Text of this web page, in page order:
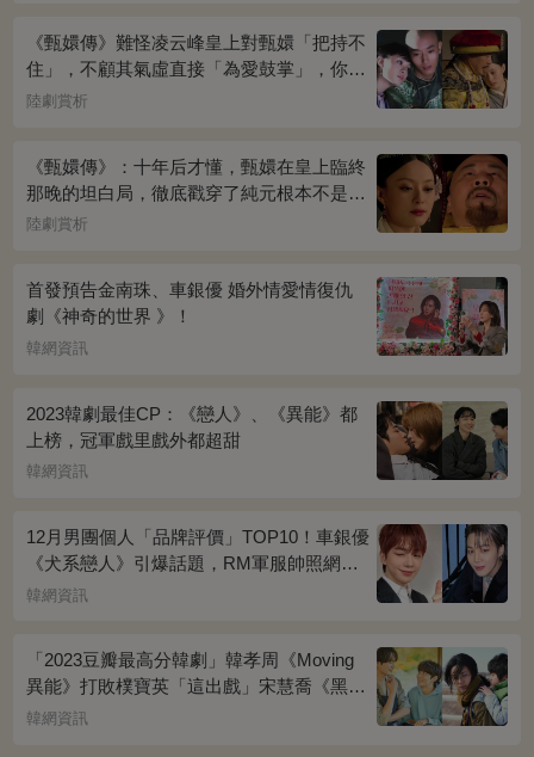
《甄嬛傳》難怪凌云峰皇上對甄嬛「把持不
住」，不顧其氣虛直接「為愛鼓掌」，你看
桌上放的啥？簡直一目了然
陸劇賞析
《甄嬛傳》：十年后才懂，甄嬛在皇上臨終
那晚的坦白局，徹底戳穿了純元根本不是被
宜修害死的真相！
陸劇賞析
首發預告金南珠、車銀優 婚外情愛情復仇
劇《神奇的世界 》！
韓網資訊
2023韓劇最佳CP：《戀人》、《異能》都
上榜，冠軍戲里戲外都超甜
韓網資訊
12月男團個人「品牌評價」TOP10！車銀優
《犬系戀人》引爆話題，RM軍服帥照網瘋
傳
韓網資訊
「2023豆瓣最高分韓劇」韓孝周《Moving
異能》打敗樸寶英「這出戲」宋慧喬《黑暗
榮耀》奪冠
韓網資訊